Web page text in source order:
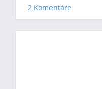
2 Komentáre